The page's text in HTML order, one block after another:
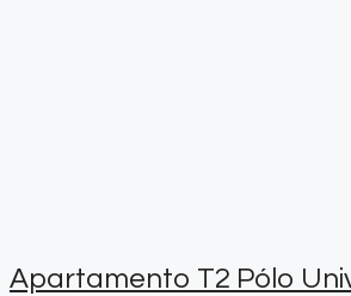
Apartamento T2 Pólo